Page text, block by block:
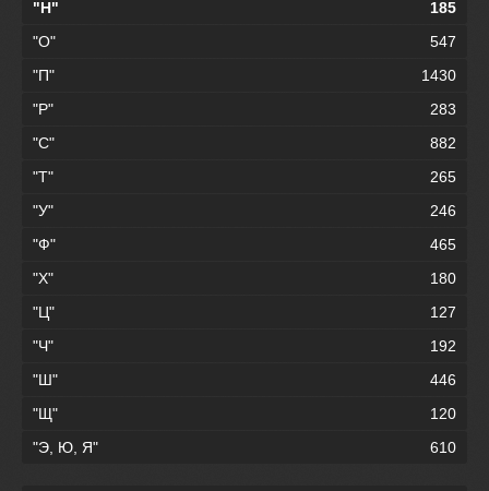
"Н"
185
"О"
547
"П"
1430
"Р"
283
"С"
882
"Т"
265
"У"
246
"Ф"
465
"Х"
180
"Ц"
127
"Ч"
192
"Ш"
446
"Щ"
120
"Э, Ю, Я"
610